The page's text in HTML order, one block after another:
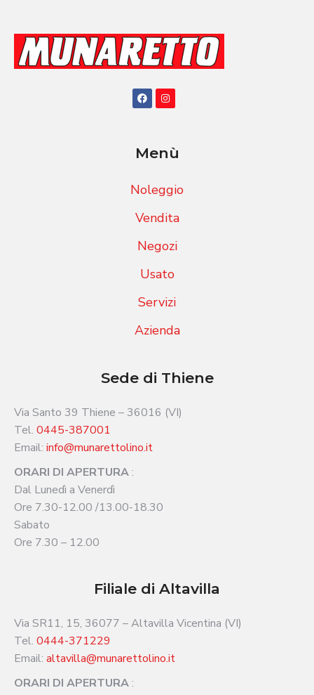
Menù
Noleggio
Vendita
Negozi
Usato
Servizi
Azienda
Sede di Thiene
Via Santo 39 Thiene – 36016 (VI)
Tel. 0445-387001
Email: info@munarettolino.it
ORARI DI APERTURA:
Dal Lunedì a Venerdì
Ore 7.30-12.00 /13.00-18.30
Sabato
Ore 7.30 – 12.00
Filiale di Altavilla
Via SR11, 15, 36077 – Altavilla Vicentina (VI)
Tel. 0444-371229
Email: altavilla@munarettolino.it
ORARI DI APERTURA: